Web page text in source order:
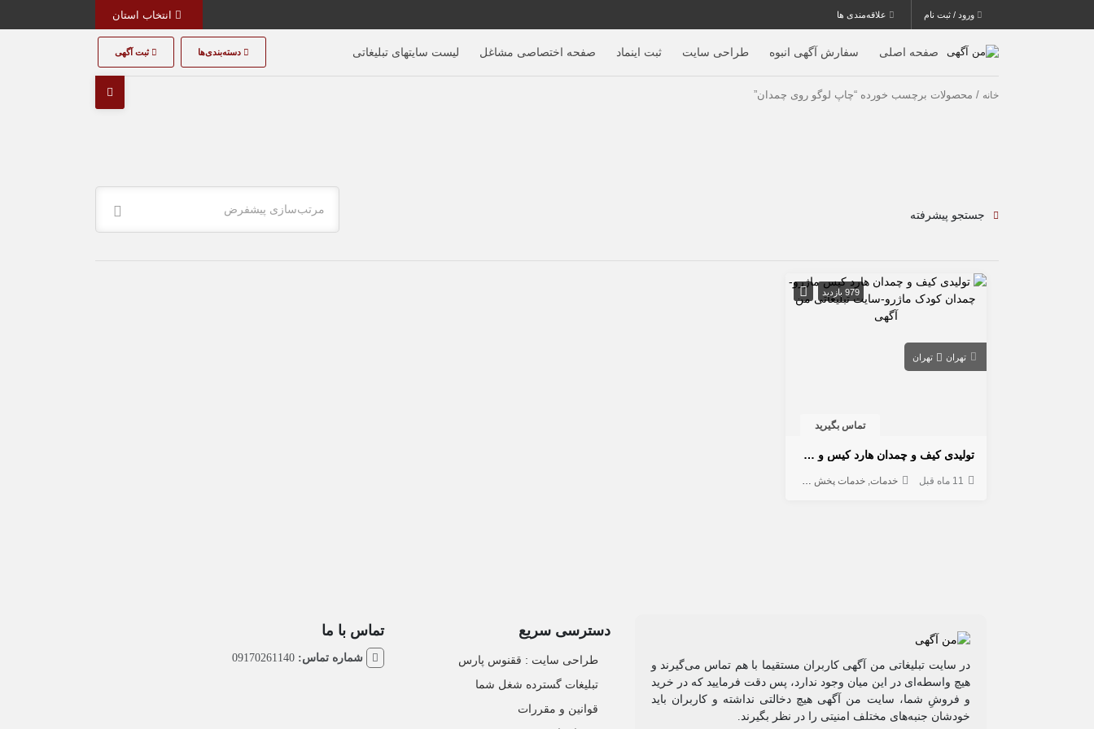
ورود / ثبت نام علاقه‌مندی ها
صفحه اصلی سفارش آگهی انبوه طراحی سایت ثبت اینماد صفحه اختصاصی مشاغل لیست سایتهای تبلیغاتی دسته‌بندی‌ها ثبت آگهی
خانه / محصولات برچسب خورده “چاپ لوگو روی چمدان”
مرتب‌سازی پیشفرض جستجو پیشرفته
979 بازدید
تهران تهران
تماس بگیرید
تولیدی کیف و چمدان هارد کیس و چمدان کودک ماژرو
11 ماه قبل خدمات خدمات پخش و توزیع
در سایت تبلیغاتی من آگهی کاربران مستقیما با هم تماس می‌گیرند و
هیچ واسطه‌ای در این میان وجود ندارد، پس دقت فرمایید که در خرید
و فروشِ شما، سایت من آگهی هیچ دخالتی نداشته و کاربران باید
خودشان جنبه‌های مختلف امنیتی را در نظر بگیرند.
دسترسی سریع
طراحی سایت :‌ ققنوس پارس
تبلیغات گسترده شغل شما
قوانین و مقررات
تماس با ما
شماره تماس: 09170261140